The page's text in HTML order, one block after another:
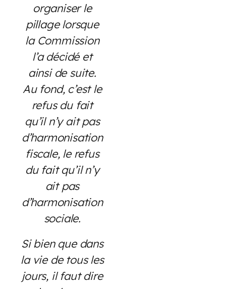
organiser le
pillage lorsque
la Commission
l’a décidé et
ainsi de suite.
Au fond, c’est le
refus du fait
qu’il n’y ait pas
d’harmonisation
fiscale, le refus
du fait qu’il n’y
ait pas
d’harmonisation
sociale.
Si bien que dans
la vie de tous les
jours, il faut dire